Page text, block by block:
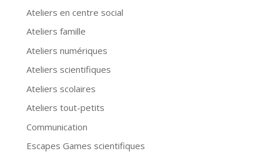
Ateliers en centre social
Ateliers famille
Ateliers numériques
Ateliers scientifiques
Ateliers scolaires
Ateliers tout-petits
Communication
Escapes Games scientifiques